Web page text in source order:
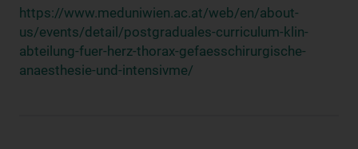
https://www.meduniwien.ac.at/web/en/about-
us/events/detail/postgraduales-curriculum-klin-
abteilung-fuer-herz-thorax-gefaesschirurgische-
anaesthesie-und-intensivme/